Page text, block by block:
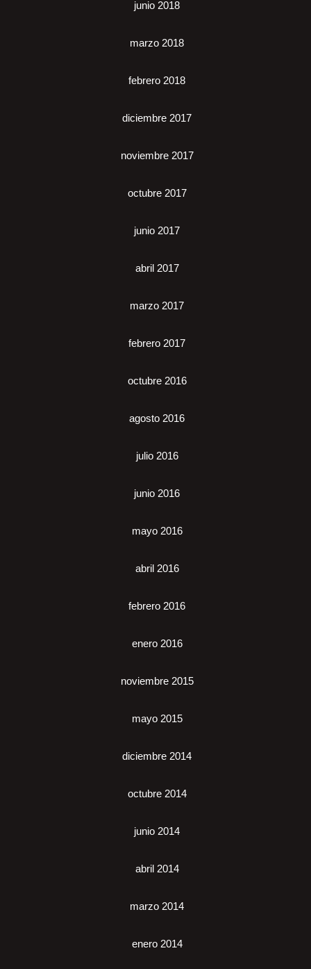
junio 2018
marzo 2018
febrero 2018
diciembre 2017
noviembre 2017
octubre 2017
junio 2017
abril 2017
marzo 2017
febrero 2017
octubre 2016
agosto 2016
julio 2016
junio 2016
mayo 2016
abril 2016
febrero 2016
enero 2016
noviembre 2015
mayo 2015
diciembre 2014
octubre 2014
junio 2014
abril 2014
marzo 2014
enero 2014